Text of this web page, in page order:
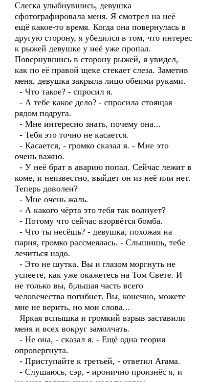
Слегка улыбнувшись, девушка
сфотографировала меня. Я смотрел на неё
ещё какое-то время. Когда она повернулась в
другую сторону, я убедился в том, что интерес
к рыжей девушке у неё уже пропал.
Повернувшись в сторону рыжей, я увидел,
как по её правой щеке стекает слеза. Заметив
меня, девушка закрыла лицо обеими руками.
- Что такое? - спросил я.
- А тебе какое дело? - спросила стоящая
рядом подруга.
- Мне интересно знать, почему она...
- Тебя это точно не касается.
- Касается, - громко сказал я. - Мне это
очень важно.
- У неё брат в аварию попал. Сейчас лежит в
коме, и неизвестно, выйдет он из неё или нет.
Теперь доволен?
- Мне очень жаль.
- А какого чёрта это тебя так волнует?
- Потому что сейчас взорвётся бомба.
- Что ты несёшь? - девушка, похожая на
парня, громко рассмеялась. - Слышишь, тебе
лечиться надо.
- Это не шутка. Вы и глазом моргнуть не
успеете, как уже окажетесь на Том Свете. И
не только вы, б;льшая часть всего
человечества погибнет. Вы, конечно, можете
мне не верить, но мои слова...
Яркая вспышка и громкий взрыв заставили
меня и всех вокруг замолчать.
- Не она, - сказал я. - Ещё одна теория
опровергнута.
- Приступайте к третьей, - ответил Агама.
- Слушаюсь, сэр, - иронично произнёс я, и